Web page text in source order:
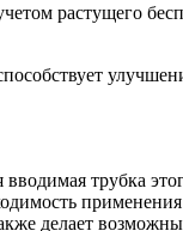
растущего
трубка
делает